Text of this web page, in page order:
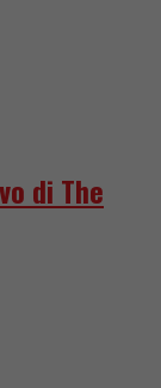
di The